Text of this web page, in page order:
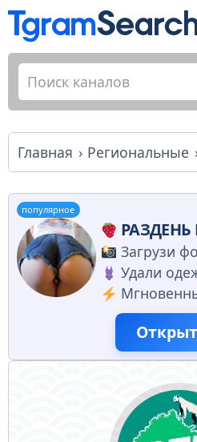
Главная Региональные
популярное
Загрузи
Удали